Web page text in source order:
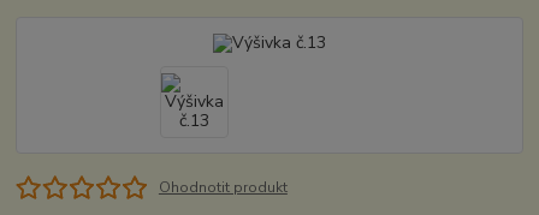
Ohodnotit produkt